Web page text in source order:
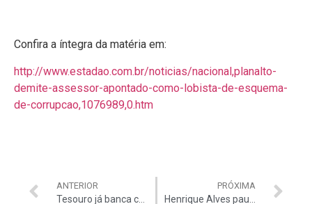
Confira a íntegra da matéria em:
http://www.estadao.com.br/noticias/nacional,planalto-
demite-assessor-apontado-como-lobista-de-esquema-
de-corrupcao,1076989,0.htm
ANTERIOR PRÓXIMA